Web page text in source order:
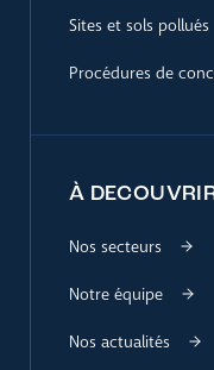
Sites et sols pollués
Procédures de
À
Nos secteurs
Notre équipe
Nos actualités